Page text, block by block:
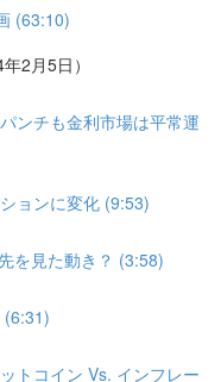
(63:10)
2月5日）
ンチも金利市場は平常運
ョンに変化 (9:53)
を見た動き？ (3:58)
(6:31)
トコイン Vs. インフレー